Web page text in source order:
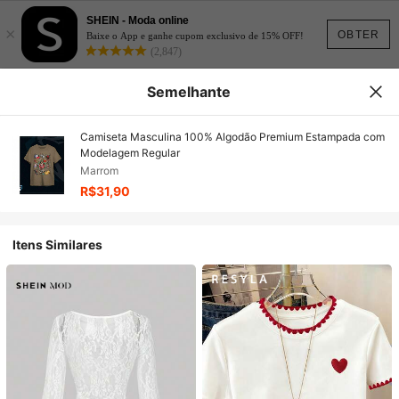
OBTER
×
SHEIN - Moda online
Baixe o App e ganhe cupom exclusivo de 15% OFF!
(2,847)
Semelhante
Camiseta Masculina 100% Algodão Premium Estampada com
Modelagem Regular
Marrom
R$31,90
Itens Similares